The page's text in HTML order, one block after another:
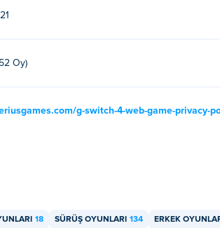
Oy)
g-switch-4-web-game-privacy-
18 SÜRÜŞ OYUNLARI 134 ERKEK